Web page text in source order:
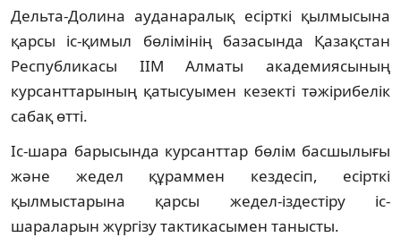
Дельта-Долина ауданаралық есірткі қылмысына
қарсы іс-қимыл бөлімінің базасында Қазақстан
Республикасы ІІМ Алматы академиясының
курсанттарының қатысуымен кезекті тәжірибелік
сабақ өтті.
Іс-шара барысында курсанттар бөлім басшылығы
және жедел құраммен кездесіп, есірткі
қылмыстарына қарсы жедел-іздестіру іс-
шараларын жүргізу тактикасымен танысты.